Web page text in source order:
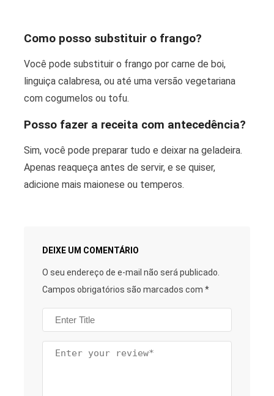
Como posso substituir o frango?
Você pode substituir o frango por carne de boi,
linguiça calabresa, ou até uma versão vegetariana
com cogumelos ou tofu.
Posso fazer a receita com antecedência?
Sim, você pode preparar tudo e deixar na geladeira.
Apenas reaqueça antes de servir, e se quiser,
adicione mais maionese ou temperos.
DEIXE UM COMENTÁRIO
O seu endereço de e-mail não será publicado.
Campos obrigatórios são marcados com *